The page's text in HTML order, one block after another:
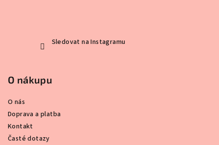
Sledovat na Instagramu
O nákupu
O nás
Doprava a platba
Kontakt
Časté dotazy